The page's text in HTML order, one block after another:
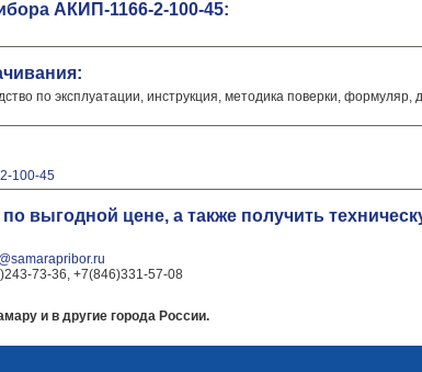
АКИП-1166-2-100-45:
по эксплуатации, инструкция, методика поверки, формуляр,
100-45
выгодной цене, а также получить
73-36, +7(846)331-57-08
и в другие города России.